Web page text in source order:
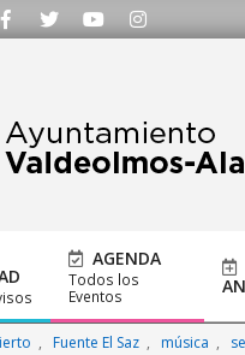
91 620 21 53 o escríbenos a
AGENDA
Todos los
Eventos
, Fuente El Saz , música ,